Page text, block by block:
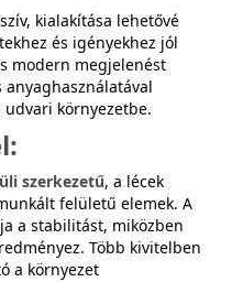
kialakítása lehetővé
és igényekhez jól
modern megjelenést
anyaghasználatával
környezetbe.
szerkezetű, a lécek
felületű elemek. A
a stabilitást, miközben
Több kivitelben
a környezet